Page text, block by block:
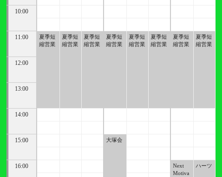
10:00
11:00
12:00
13:00
14:00
15:00
16:00
夏季短
縮営業
夏季短
縮営業
夏季短
縮営業
夏季短
縮営業
大塚会
夏季短
縮営業
夏季短
縮営業
夏季短
縮営業
Next
Motiva
夏季短
縮営業
ハーツ